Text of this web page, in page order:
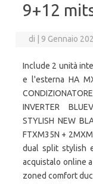
9+12
di 9 Gennaio
Include 2 unità
e l'esterna HA
INVERTER
STYLISH NEW
FTXM35N +
dual split stylish
acquistalo online
zoned comfort